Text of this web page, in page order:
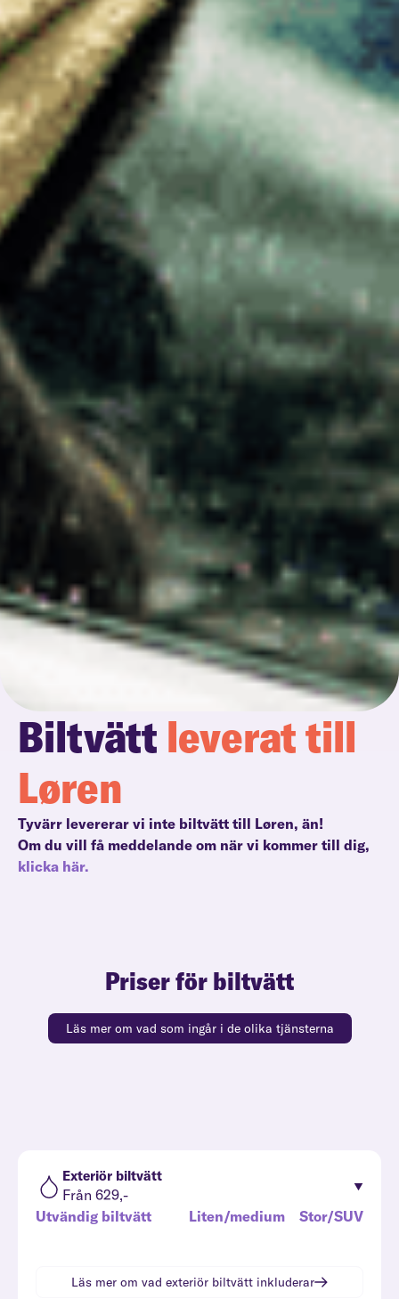
Biltvätt leverat till
Løren
Tyvärr levererar vi inte biltvätt till Løren, än!
Om du vill få meddelande om när vi kommer till dig,
klicka här.
Priser för biltvätt
Läs mer om vad som ingår i de olika tjänsterna
Exteriör biltvätt
Från 629,-
Utvändig biltvätt
Liten/medium Stor/SUV
Läs mer om vad exteriör biltvätt inkluderar